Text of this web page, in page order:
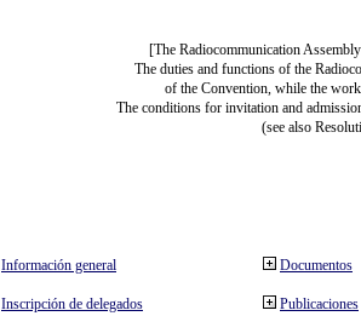
[The Radiocommunication
The duties and functions of the
of the Convention, while the
The conditions for invitation and
(see also
Información general
Inscripción de delegados
Documentos
Publicaciones